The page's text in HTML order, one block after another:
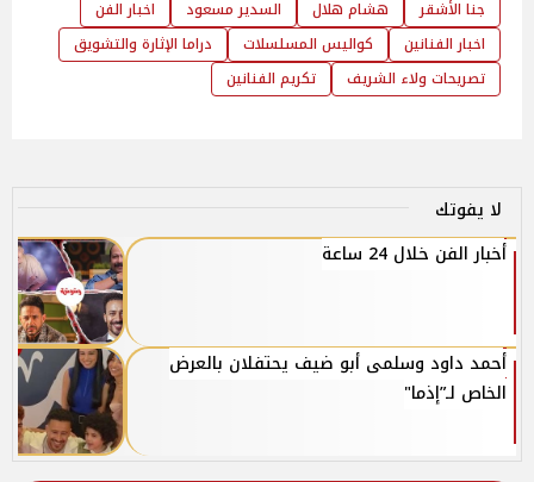
جنا الأشقر
هشام هلال السدير مسعود
اخبار الفن
اخبار الفنانين
كواليس المسلسلات
دراما الإثارة والتشويق
تصريحات ولاء الشريف
تكريم الفنانين
لا يفوتك
أخبار الفن خلال 24 ساعة
أحمد داود وسلمى أبو ضيف يحتفلان بالعرض
الخاص لـ”إذما"